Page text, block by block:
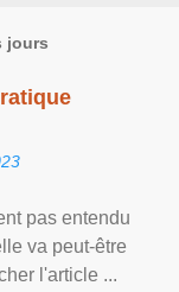
jours
pas entendu
va peut-être
l'article ...